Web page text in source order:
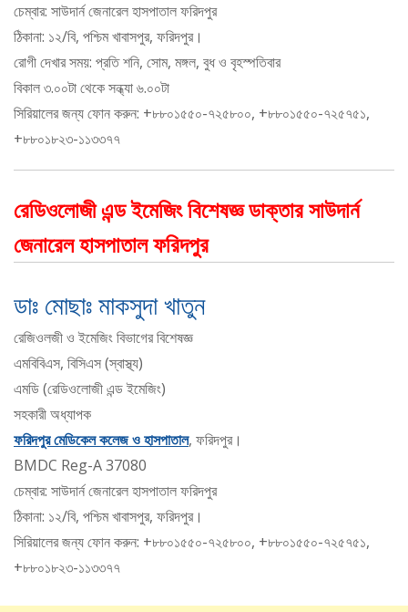
চেম্বার: সাউদার্ন জেনারেল হাসপাতাল ফরিদপুর
ঠিকানা: ১২/বি, পশ্চিম খাবাসপুর, ফরিদপুর।
রোগী দেখার সময়: প্রতি শনি, সোম, মঙ্গল, বুধ ও বৃহস্পতিবার
বিকাল ৩.০০টা থেকে সন্ধ্যা ৬.০০টা
সিরিয়ালের জন্য ফোন করুন: +৮৮০১৫৫০-৭২৫৮০০, +৮৮০১৫৫০-৭২৫৭৫১,
+৮৮০১৮২৩-১১৩৩৭৭
রেডিওলোজী এন্ড ইমেজিং বিশেষজ্ঞ ডাক্তার সাউদার্ন
জেনারেল হাসপাতাল ফরিদপুর
ডাঃ মোছাঃ মাকসুদা খাতুন
রেজিওলজী ও ইমেজিং বিভাগের বিশেষজ্ঞ
এমবিবিএস, বিসিএস (স্বাস্থ্য)
এমডি (রেডিওলোজী এন্ড ইমেজিং)
সহকারী অধ্যাপক
ফরিদপুর মেডিকেল কলেজ ও হাসপাতাল, ফরিদপুর।
BMDC Reg-A 37080
চেম্বার: সাউদার্ন জেনারেল হাসপাতাল ফরিদপুর
ঠিকানা: ১২/বি, পশ্চিম খাবাসপুর, ফরিদপুর।
সিরিয়ালের জন্য ফোন করুন: +৮৮০১৫৫০-৭২৫৮০০, +৮৮০১৫৫০-৭২৫৭৫১,
+৮৮০১৮২৩-১১৩৩৭৭